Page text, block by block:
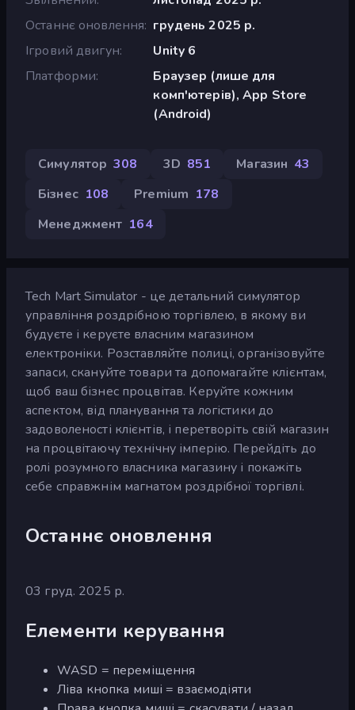
Останнє оновлення грудень 2025 р.
Ігровий двигун
Unity 6
Платформи
Браузер (лише для
комп'ютерів), App Store
(Android)
Симулятор 308 3D 851 Магазин 43
Бізнес 108 Premium 178
Менеджмент 164
Tech Mart Simulator - це детальний симулятор
управління роздрібною торгівлею, в якому ви
будуєте і керуєте власним магазином
електроніки. Розставляйте полиці, організовуйте
запаси, скануйте товари та допомагайте клієнтам,
щоб ваш бізнес процвітав. Керуйте кожним
аспектом, від планування та логістики до
задоволеності клієнтів, і перетворіть свій магазин
на процвітаючу технічну імперію. Перейдіть до
ролі розумного власника магазину і покажіть
себе справжнім магнатом роздрібної торгівлі.
Останнє оновлення
03 груд. 2025 р.
Елементи керування
WASD = переміщення
Ліва кнопка миші = взаємодіяти